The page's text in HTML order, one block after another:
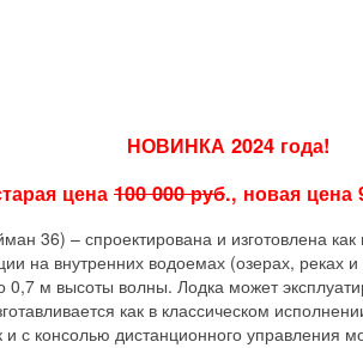
НОВИНКА 2024 года!
цена 100 000 руб., новая цена
36) – спроектирована и изготовлена
на внутренних водоемах (озерах, реках
м высоты волны. Лодка может
как в классическом
и с консолью дистанционного управления